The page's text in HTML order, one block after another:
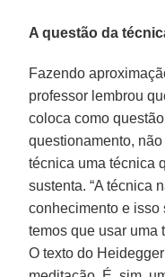
A questão da
Fazendo
professor lembrou
coloca como
questionamento,
técnica uma técnica
sustenta. “A técnica
conhecimento e isso
temos que usar uma
O texto do